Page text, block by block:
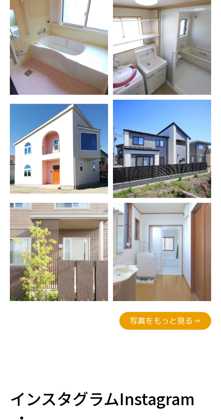
写真をもっと見る→
インスタグラムInstagram